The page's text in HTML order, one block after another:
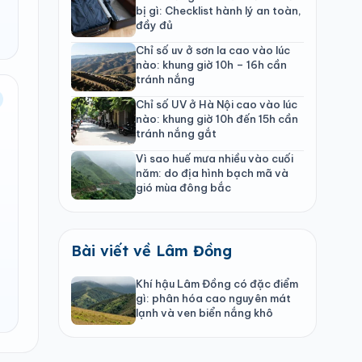
bị gì: Checklist hành lý an toàn,
đầy đủ
Chỉ số uv ở sơn la cao vào lúc
nào: khung giờ 10h – 16h cần
tránh nắng
Chỉ số UV ở Hà Nội cao vào lúc
nào: khung giờ 10h đến 15h cần
tránh nắng gắt
Vì sao huế mưa nhiều vào cuối
năm: do địa hình bạch mã và
gió mùa đông bắc
Bài viết về Lâm Đồng
Khí hậu Lâm Đồng có đặc điểm
gì: phân hóa cao nguyên mát
lạnh và ven biển nắng khô